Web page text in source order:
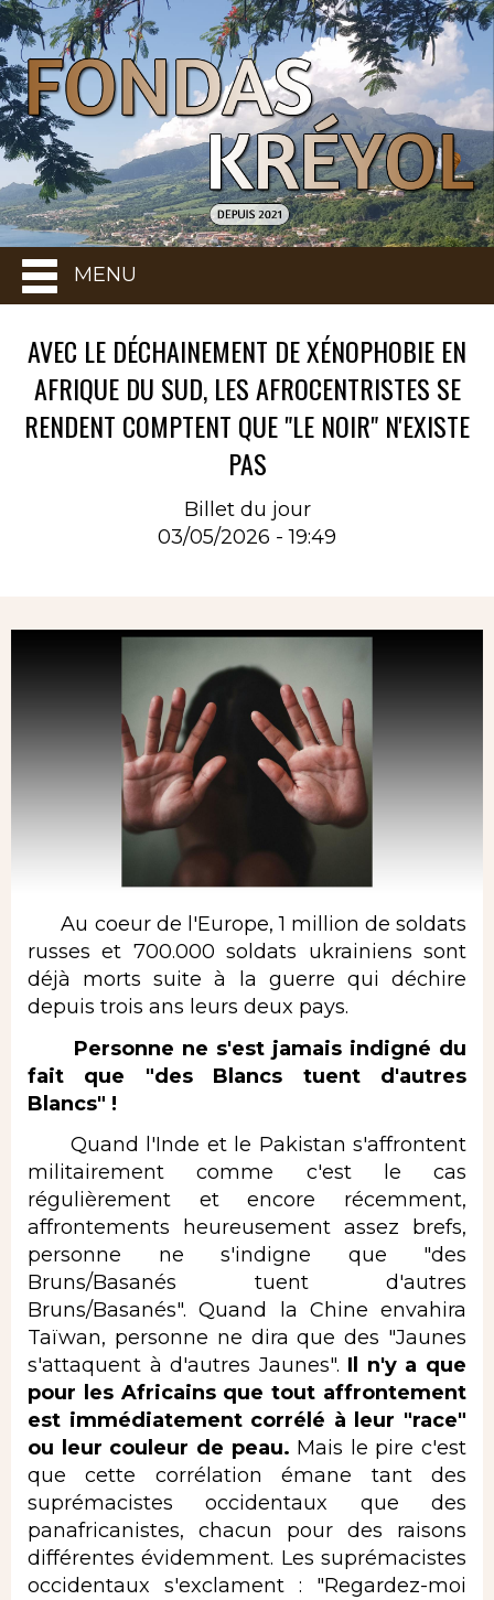
MENU
AVEC LE DÉCHAINEMENT DE XÉNOPHOBIE EN
AFRIQUE DU SUD, LES AFROCENTRISTES SE
RENDENT COMPTENT QUE "LE NOIR" N'EXISTE
PAS
Billet du jour
03/05/2026 - 19:49
Au coeur de l'Europe, 1 million de soldats
russes et 700.000 soldats ukrainiens sont
déjà morts suite à la guerre qui déchire
depuis trois ans leurs deux pays.
Personne ne s'est jamais indigné du
fait que "des Blancs tuent d'autres
Blancs" !
Quand l'Inde et le Pakistan s'affrontent
militairement comme c'est le cas
régulièrement et encore récemment,
affrontements heureusement assez brefs,
personne ne s'indigne que "des
Bruns/Basanés tuent d'autres
Bruns/Basanés". Quand la Chine envahira
Taïwan, personne ne dira que des "Jaunes
s'attaquent à d'autres Jaunes". Il n'y a que
pour les Africains que tout affrontement
est immédiatement corrélé à leur "race"
ou leur couleur de peau. Mais le pire c'est
que cette corrélation émane tant des
suprémacistes occidentaux que des
panafricanistes, chacun pour des raisons
différentes évidemment. Les suprémacistes
occidentaux s'exclament : "Regardez-moi